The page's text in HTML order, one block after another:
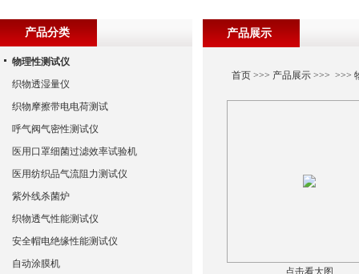
产品展示
首页>>> 产品展示>>> >>>
点击看大图
产品分类
物理性测试仪
织物透湿量仪
织物摩擦带电电荷测试
呼气阀气密性测试仪
医用口罩细菌过滤效率试验机
医用纺织品气流阻力测试仪
紫外线杀菌炉
织物透气性能测试仪
安全帽电绝缘性能测试仪
自动涂膜机